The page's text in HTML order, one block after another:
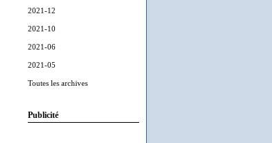
2021-12
2021-10
2021-06
2021-05
Toutes les archives
Publicité